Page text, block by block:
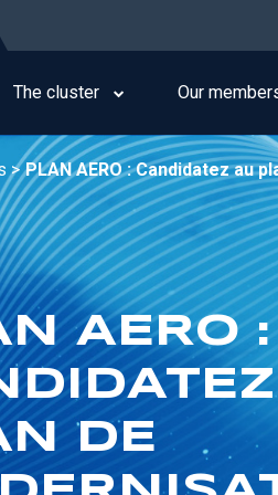
navigation
The cluster Our
> PLAN AERO : Candidatez au
AERO :
DE